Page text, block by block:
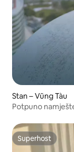
Stan – Vũng Tàu
Potpuno
Superhost
Superhost